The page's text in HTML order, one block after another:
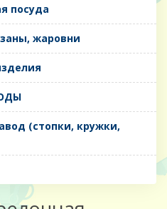
посуда
жаровни
(стопки, кружки,